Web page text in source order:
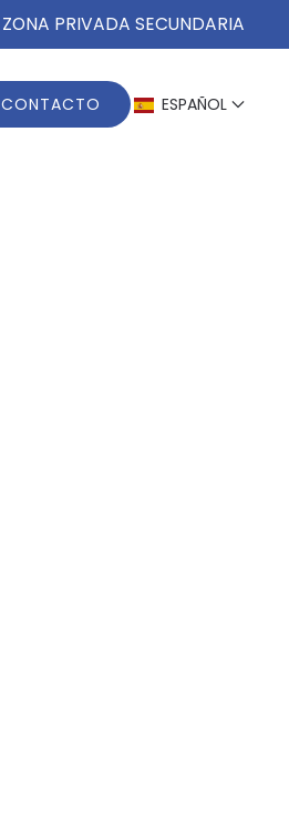
ZONA PRIVADA SECUNDARIA
CONTACTO ESPAÑOL